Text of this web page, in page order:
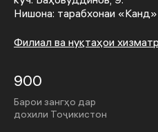
Нишона: тарабхонаи «Канд»
Филиал ва нуқтаҳои
900
Барои зангҳо дар
дохили Тоҷикистон